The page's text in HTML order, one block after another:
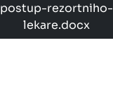
postup-rezortniho-
lekare.docx